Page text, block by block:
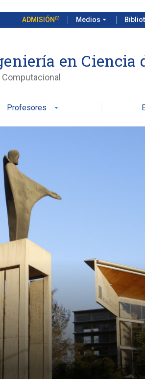
ADMISIÓN Medios arrow_drop_down
en Ciencia
Profesores arrow_drop_down